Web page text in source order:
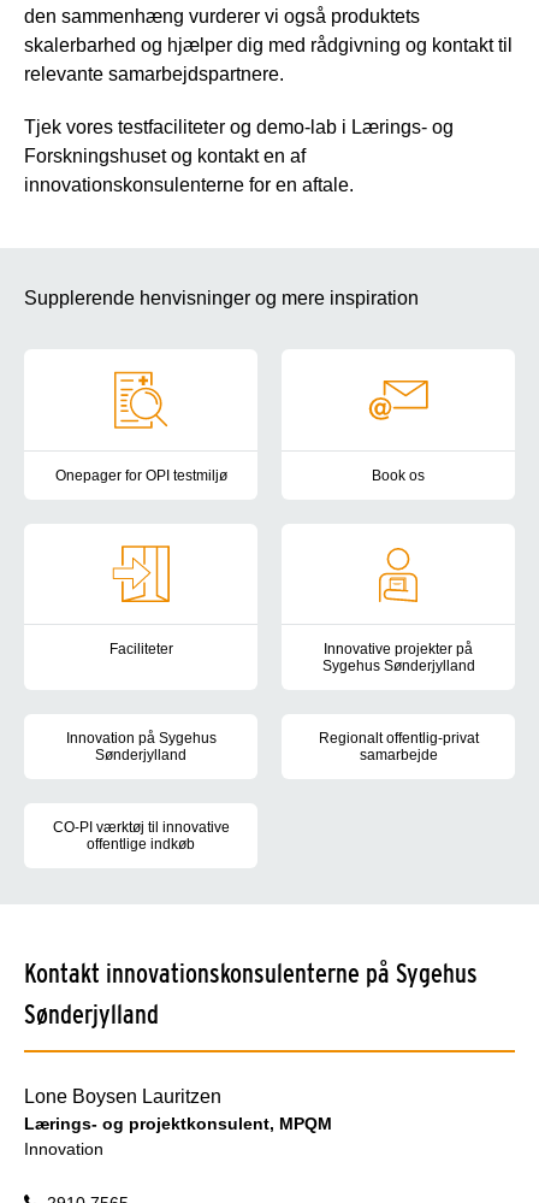
den sammenhæng vurderer vi også produktets
skalerbarhed og hjælper dig med rådgivning og kontakt til
relevante samarbejdspartnere.
Tjek vores testfaciliteter og demo-lab i Lærings- og
Forskningshuset og kontakt en af
innovationskonsulenterne for en aftale.
Supplerende henvisninger og mere inspiration
Onepager for OPI testmiljø Book os
Faciliteter
Beskrivelse af faciliteter tilknyttet Innovationsservice
Innovative projekter på
Sygehus Sønderjylland
Innovation på Sygehus
Sønderjylland
Regionalt offentlig-privat
samarbejde
CO-PI værktøj til innovative
offentlige indkøb
Kontakt innovationskonsulenterne på Sygehus
Sønderjylland
Lone Boysen Lauritzen
Lærings- og projektkonsulent, MPQM
Innovation